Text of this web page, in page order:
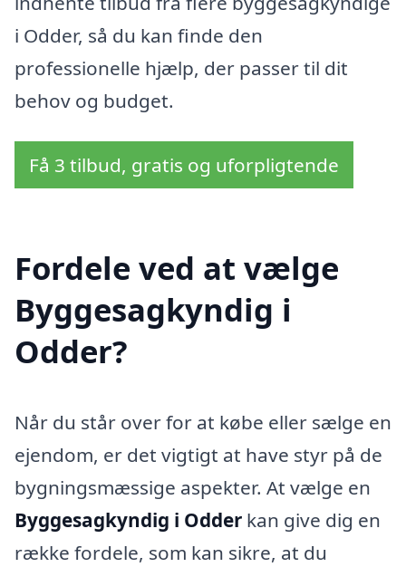
i Odder, så du kan finde den
professionelle hjælp, der passer til dit
behov og budget.
Få 3 tilbud, gratis og uforpligtende
Fordele ved at vælge
Byggesagkyndig i
Odder?
Når du står over for at købe eller sælge en
ejendom, er det vigtigt at have styr på de
bygningsmæssige aspekter. At vælge en
Byggesagkyndig i Odder kan give dig en
række fordele, som kan sikre, at du